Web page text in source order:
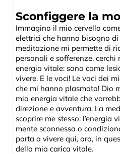
Sconfiggere la
Immagino il mio cervello
elettrici che hanno bisogno
meditazione mi permette di
personali e sofferenze,
energia vitale: sono come
vivere. E le voci! Le voci dei
che mi hanno plasmato! Dio
mia energia vitale che
direzione e avventura. La
scoprire me stesso: l’energia
mente sconnessa o
porta a vivere qui, ora, in
della mia carica vitale.